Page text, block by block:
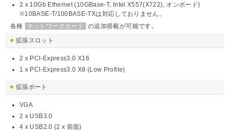
2 x 10Gb Ethernet (10GBase-T, Intel X557(X722), オンボード)
※10BASE-T/100BASE-TXは対応しておりません。
各種
ネットワークカード
の追加搭載が可能です。
拡張スロット
2 x PCI-Express3.0 X16
1 x PCI-Express3.0 X8 (Low Profile)
拡張ポート
VGA
2 x USB3.0
4 x USB2.0 (2 x 前面)